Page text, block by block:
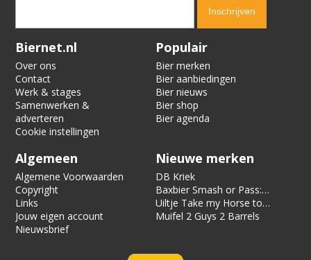
Verification code:
Biernet.nl
Over ons
Contact
Werk & stages
Samenwerken &
adverteren
Cookie instellingen
Populair
Bier merken
Bier aanbiedingen
Bier nieuws
Bier shop
Bier agenda
Algemeen
Algemene Voorwaarden
Copyright
Links
Jouw eigen account
Nieuwsbrief
Nieuwe merken
DB Kriek
Baxbier Smash or Pass:
Strata
Uiltje Take my Horse to
the Hotel Room
Muifel 2 Guys 2 Barrels